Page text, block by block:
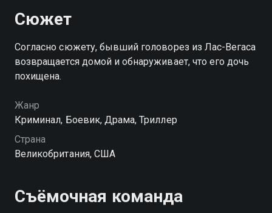
Сюжет
Согласно сюжету, бывший головорез из Лас-Вегаса
возвращается домой и обнаруживает, что его дочь
похищена.
Жанр
Криминал, Боевик, Драма, Триллер
Страна
Великобритания, США
Съёмочная команда